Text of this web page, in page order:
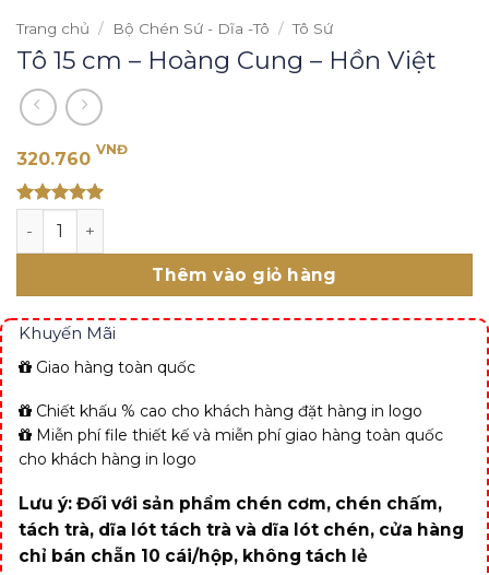
Trang chủ / Bộ Chén Sứ - Dĩa -Tô / Tô Sứ
Tô 15 cm – Hoàng Cung – Hồn Việt
320.760 VNĐ
out of 5
Tô 15 cm - Hoàng Cung - Hồn Việt số lượng
Thêm vào giỏ hàng
Khuyến Mãi
Giao hàng toàn quốc
Chiết khấu % cao cho khách hàng đặt hàng in logo
Miễn phí file thiết kế và miễn phí giao hàng toàn quốc
cho khách hàng in logo
Lưu ý: Đối với sản phẩm chén cơm, chén chấm,
tách trà, dĩa lót tách trà và dĩa lót chén, cửa hàng
chỉ bán chẵn 10 cái/hộp, không tách lẻ